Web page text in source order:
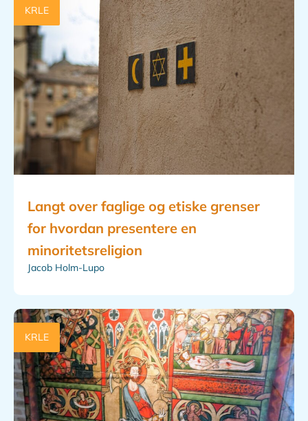
KRLE
Langt over faglige og etiske grenser
for hvordan presentere en
minoritetsreligion
Jacob Holm-Lupo
KRLE